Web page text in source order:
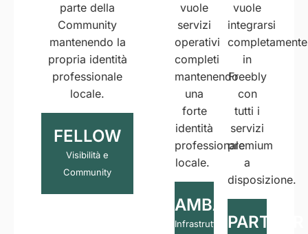
parte della
Community
mantenendo la
propria identità
professionale
locale.
FELLOW
Visibilità e
Community
vuole
servizi
operativi
completi
mantenendo
una
forte
identità
professionale
locale.
AMBASSADOR
Infrastruttura
vuole
integrarsi
completamente
in
Freebly
con
tutti i
servizi
premium
a
disposizione.
PARTNER